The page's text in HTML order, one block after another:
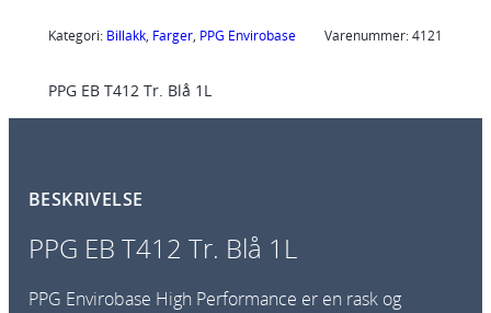
Kategori: Billakk, Farger, PPG Envirobase Varenummer:4121
PPG EB T412 Tr. Blå 1L
BESKRIVELSE
PPG EB T412 Tr. Blå 1L
PPG Envirobase High Performance er en rask og